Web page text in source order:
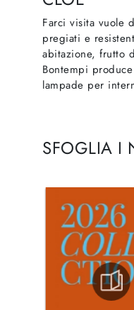
Farci visita vuole
pregiati e
abitazione, frutto
Bontempi
lampade per
SFOGLIA I